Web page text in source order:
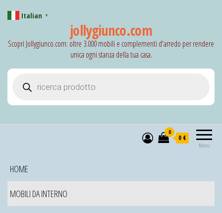
jollygiunco.com
Scopri Jollygiunco.com: oltre 3.000 mobili e complementi d'arredo per rendere
unica ogni stanza della tua casa.
Menu
0
0 €
HOME
MOBILI DA INTERNO
Italian ▼